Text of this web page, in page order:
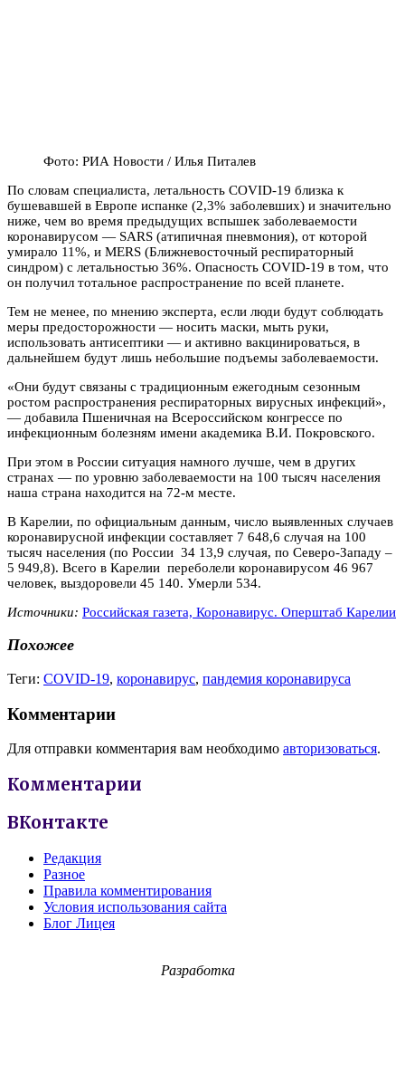
Фото: РИА Новости / Илья Питалев
По словам специалиста, летальность COVID-19 близка к
бушевавшей в Европе испанке (2,3% заболевших) и значительно
ниже, чем во время предыдущих вспышек заболеваемости
коронавирусом — SARS (атипичная пневмония), от которой
умирало 11%, и MERS (Ближневосточный респираторный
синдром) с летальностью 36%. Опасность COVID-19 в том, что
он получил тотальное распространение по всей планете.
Тем не менее, по мнению эксперта, если люди будут соблюдать
меры предосторожности — носить маски, мыть руки,
использовать антисептики — и активно вакцинироваться, в
дальнейшем будут лишь небольшие подъемы заболеваемости.
«Они будут связаны с традиционным ежегодным сезонным
ростом распространения респираторных вирусных инфекций»,
— добавила Пшеничная на Всероссийском конгрессе по
инфекционным болезням имени академика В.И. Покровского.
При этом в России ситуация намного лучше, чем в других
странах — по уровню заболеваемости на 100 тысяч населения
наша страна находится на 72-м месте.
В Карелии, по официальным данным, число выявленных случаев
коронавирусной инфекции составляет 7 648,6 случая на 100
тысяч населения (по России 34 13,9 случая, по Северо-Западу –
5 949,8). Всего в Карелии переболели коронавирусом 46 967
человек, выздоровели 45 140. Умерли 534.
Источники: Российская газета, Коронавирус. Оперштаб Карелии
Похожее
Теги: COVID-19, коронавирус, пандемия коронавируса
Комментарии
Для отправки комментария вам необходимо авторизоваться.
Комментарии
ВКонтакте
Редакция
Разное
Правила комментирования
Условия использования сайта
Блог Лицея
Разработка